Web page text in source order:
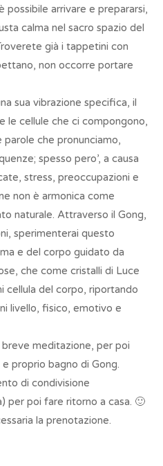
possibile arrivare e prepararsi,
calma nel sacro spazio del
già i tappetini con
non occorre portare
sua vibrazione specifica, il
le cellule che ci compongono,
che pronunciamo,
spesso pero’, a causa
stress, preoccupazioni e
non è armonica come
naturale. Attraverso il Gong,
sperimenterai questo
e del corpo guidato da
che come cristalli di Luce
cellula del corpo, riportando
livello, fisico, emotivo e
meditazione, per poi
proprio bagno di Gong.
di condivisione
per poi fare ritorno a casa. 🙂
la prenotazione.